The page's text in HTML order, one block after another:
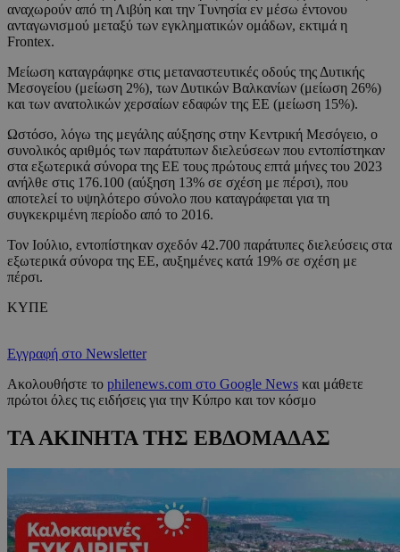
αναχωρούν από τη Λιβύη και την Τυνησία εν μέσω έντονου
ανταγωνισμού μεταξύ των εγκληματικών ομάδων, εκτιμά η
Frontex.
Μείωση καταγράφηκε στις μεταναστευτικές οδούς της Δυτικής
Μεσογείου (μείωση 2%), των Δυτικών Βαλκανίων (μείωση 26%)
και των ανατολικών χερσαίων εδαφών της ΕΕ (μείωση 15%).
Ωστόσο, λόγω της μεγάλης αύξησης στην Κεντρική Μεσόγειο, ο
συνολικός αριθμός των παράτυπων διελεύσεων που εντοπίστηκαν
στα εξωτερικά σύνορα της ΕΕ τους πρώτους επτά μήνες του 2023
ανήλθε στις 176.100 (αύξηση 13% σε σχέση με πέρσι), που
αποτελεί το υψηλότερο σύνολο που καταγράφεται για τη
συγκεκριμένη περίοδο από το 2016.
Τον Ιούλιο, εντοπίστηκαν σχεδόν 42.700 παράτυπες διελεύσεις στα
εξωτερικά σύνορα της ΕΕ, αυξημένες κατά 19% σε σχέση με
πέρσι.
ΚΥΠΕ
Εγγραφή στο Newsletter
Ακολουθήστε το philenews.com στο Google News και μάθετε
πρώτοι όλες τις ειδήσεις για την Κύπρο και τον κόσμο
ΤΑ ΑΚΙΝΗΤΑ ΤΗΣ ΕΒΔΟΜΑΔΑΣ